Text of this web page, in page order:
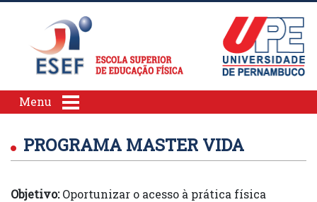
Menu
PROGRAMA MASTER VIDA
Objetivo:Oportunizar o acesso à prática física